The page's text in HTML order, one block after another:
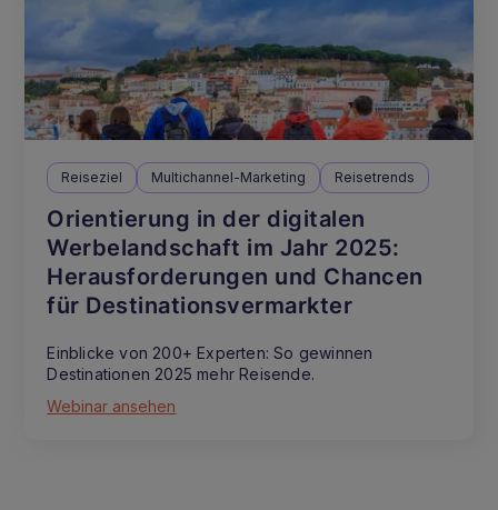
Reiseziel Multichannel-Marketing Reisetrends
Orientierung in der digitalen
Werbelandschaft im Jahr 2025:
Herausforderungen und Chancen
für Destinationsvermarkter
Einblicke von 200+ Experten: So gewinnen
Destinationen 2025 mehr Reisende.
Webinar ansehen